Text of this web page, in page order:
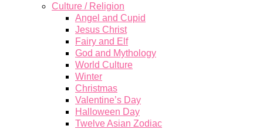
Culture / Religion
Angel and Cupid
Jesus Christ
Fairy and Elf
God and Mythology
World Culture
Winter
Christmas
Valentine’s Day
Halloween Day
Twelve Asian Zodiac